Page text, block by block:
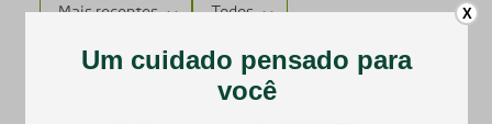
Mais recentes Todos X